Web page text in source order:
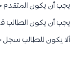
يجب أن يكون المتقدم
يجب أن يكون الطالب
ألا يكون للطالب سجل